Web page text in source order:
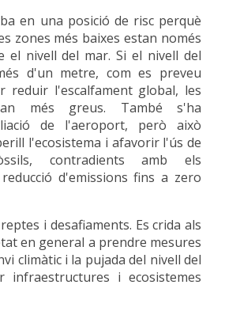
en una posició de risc perquè
zones més baixes estan només
el nivell del mar. Si el nivell del
d'un metre, com es preveu
reduir l'escalfament global, les
més greus. També s'ha
de l'aeroport, però això
l'ecosistema i afavorir l'ús de
contradients amb els
d'emissions fins a zero
i desafiaments. Es crida als
en general a prendre mesures
climàtic i la pujada del nivell del
i ecosistemes